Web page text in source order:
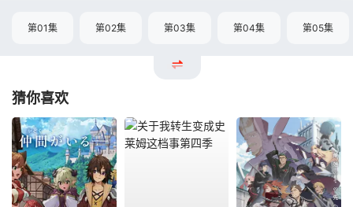
第01集 第02集 第03集 第04集 第05集
猜你喜欢